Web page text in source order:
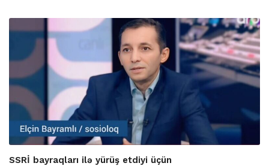
SSRİ bayraqları ilə yürüş etdiyi üçün